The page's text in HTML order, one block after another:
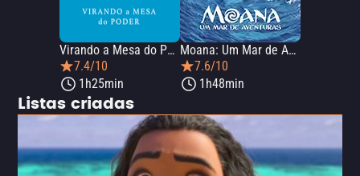
Virando a Mesa do Poder
7.4/10
1h25min
Moana: Um Mar de Aventuras
7.6/10
1h48min
Listas criadas